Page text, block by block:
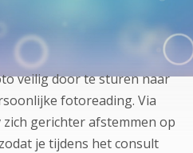
veilig door te sturen naar
fotoreading. Via
gerichter afstemmen op
je tijdens het consult